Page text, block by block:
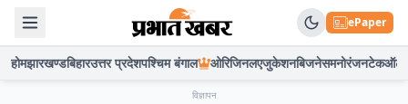
ePaper
होमझारखण्डबिहारउत्तर प्रदेशपश्चिम बंगाल ओरिजिनलएजुकेशनबिजनेसमनोरंजनटेकऑटो
विज्ञापन